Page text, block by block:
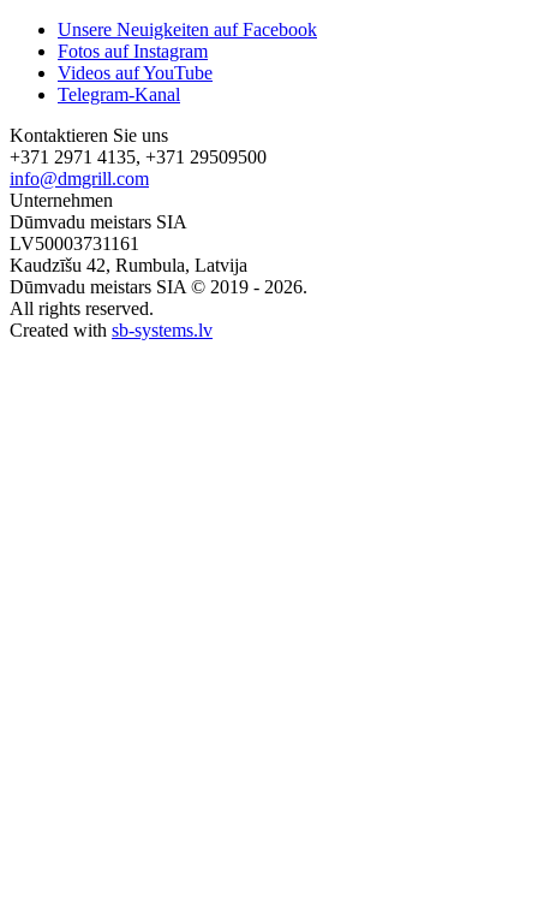
Unsere Neuigkeiten auf Facebook
Fotos auf Instagram
Videos auf YouTube
Telegram-Kanal
Kontaktieren Sie uns
+371 2971 4135, +371 29509500
info@dmgrill.com
Unternehmen
Dūmvadu meistars SIA
LV50003731161
Kaudzīšu 42, Rumbula, Latvija
Dūmvadu meistars SIA © 2019 - 2026.
All rights reserved.
Created with sb-systems.lv